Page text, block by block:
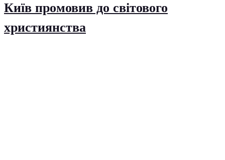
Київ промовив до світового
християнства